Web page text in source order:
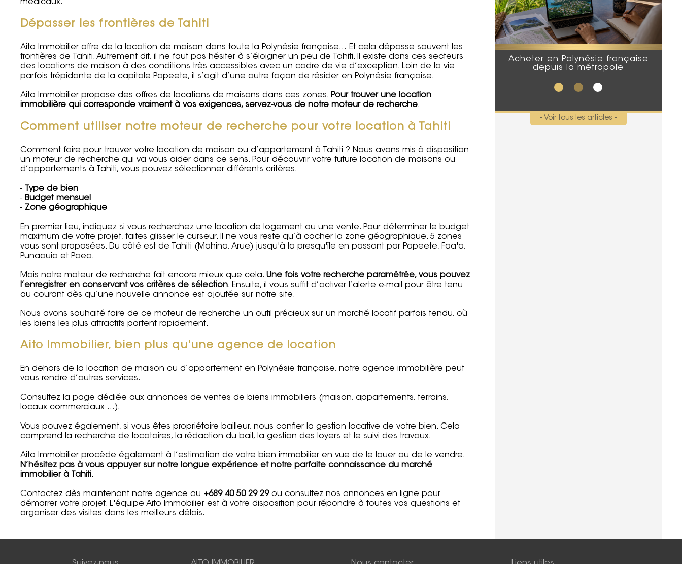
médicaux.
Dépasser les frontières de Tahiti
Aito Immobilier offre de la location de maison dans toute la Polynésie française… Et cela dépasse souvent les
frontières de Tahiti. Autrement dit, il ne faut pas hésiter à s’éloigner un peu de Tahiti. Il existe dans ces secteurs
des locations de maison à des conditions très accessibles avec un cadre de vie d’exception. Loin de la vie
parfois trépidante de la capitale Papeete, il s’agit d’une autre façon de résider en Polynésie française.
Aito Immobilier propose des offres de locations de maisons dans ces zones. Pour trouver une location
immobilière qui corresponde vraiment à vos exigences, servez-vous de notre moteur de recherche.
Comment utiliser notre moteur de recherche pour votre location à Tahiti
Comment faire pour trouver votre location de maison ou d’appartement à Tahiti ? Nous avons mis à disposition
un moteur de recherche qui va vous aider dans ce sens. Pour découvrir votre future location de maisons ou
d’appartements à Tahiti, vous pouvez sélectionner différents critères.
-
Type de bien
- Budget mensuel
- Zone géographique
En premier lieu, indiquez si vous recherchez une location de logement ou une vente. Pour déterminer le budget
maximum de votre projet, faites glisser le curseur. Il ne vous reste qu’à cocher la zone géographique. 5 zones
vous sont proposées. Du côté est de Tahiti (Mahina, Arue) jusqu'à la presqu'île en passant par Papeete, Faa'a,
Punaauia et Paea.
Mais notre moteur de recherche fait encore mieux que cela. Une fois votre recherche paramétrée, vous pouvez
l’enregistrer en conservant vos critères de sélection. Ensuite, il vous suffit d’activer l’alerte e-mail pour être tenu
au courant dès qu’une nouvelle annonce est ajoutée sur notre site.
Nous avons souhaité faire de ce moteur de recherche un outil précieux sur un marché locatif parfois tendu, où
les biens les plus attractifs partent rapidement.
Aito Immobilier, bien plus qu'une agence de location
En dehors de la location de maison ou d’appartement en Polynésie française, notre agence immobilière peut
vous rendre d’autres services.
Consultez la page dédiée aux annonces de ventes de biens immobiliers (maison, appartements, terrains,
locaux commerciaux …).
Vous pouvez également, si vous êtes propriétaire bailleur, nous confier la gestion locative de votre bien. Cela
comprend la recherche de locataires, la rédaction du bail, la gestion des loyers et le suivi des travaux.
Aito Immobilier procède également à l’estimation de votre bien immobilier en vue de le louer ou de le vendre.
N’hésitez pas à vous appuyer sur notre longue expérience et notre parfaite connaissance du marché
immobilier à Tahiti.
Contactez dès maintenant notre agence au +689 40 50 29 29ou consultez nos annonces en ligne pour
démarrer votre projet. L'équipe Aito Immobilier est à votre disposition pour répondre à toutes vos questions et
organiser des visites dans les meilleurs délais.
Acheter en Polynésie française
depuis la métropole
- Voir tous les articles -